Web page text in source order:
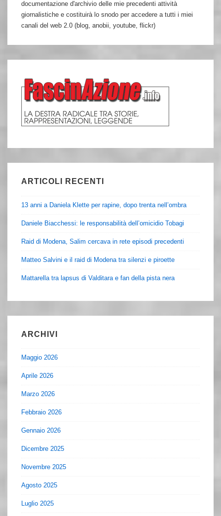
documentazione d'archivio delle mie precedenti attività
giornalistiche e costituirà lo snodo per accedere a tutti i miei
canali del web 2.0 (blog, anobii, youtube, flickr)
ARTICOLI RECENTI
13 anni a Daniela Klette per rapine, dopo trenta nell’ombra
Daniele Biacchessi: le responsabilità dell’omicidio Tobagi
Raid di Modena, Salim cercava in rete episodi precedenti
Matteo Salvini e il raid di Modena tra silenzi e piroette
Mattarella tra lapsus di Valditara e fan della pista nera
ARCHIVI
Maggio 2026
Aprile 2026
Marzo 2026
Febbraio 2026
Gennaio 2026
Dicembre 2025
Novembre 2025
Agosto 2025
Luglio 2025